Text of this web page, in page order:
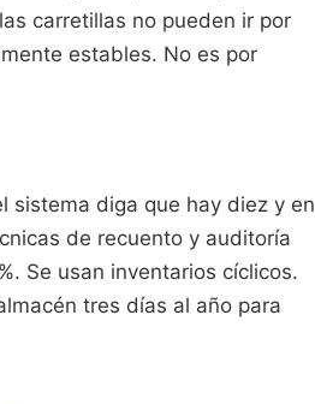
carretillas no pueden ir por
estables. No es por
sistema diga que hay diez y en
de recuento y auditoría
Se usan inventarios cíclicos.
tres días al año para